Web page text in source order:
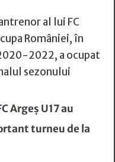
al lui FC
României, în
2022, a ocupat
sezonului
Argeș U17 au
turneu de la